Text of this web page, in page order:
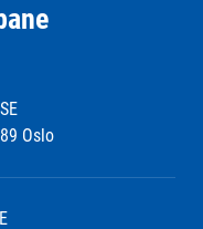
Oslo